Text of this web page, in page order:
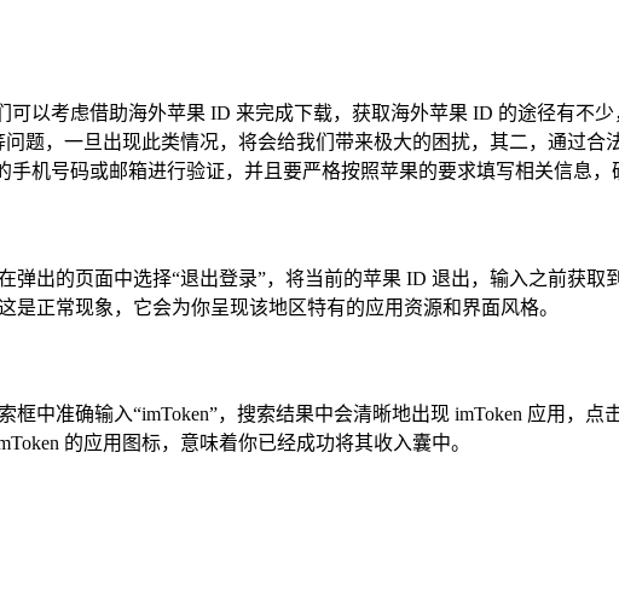
可以考虑借助海外苹果 ID 来完成下载，获取海外苹果 ID 的途径有不
题，一旦出现此类情况，将会给我们带来极大的困扰，其二，通过合
机号码或邮箱进行验证，并且要严格按照苹果的要求填写相关信息，
弹出的页面中选择“退出登录”，将当前的苹果 ID 退出，输入之前获
正常现象，它会为你呈现该地区特有的应用资源和界面风格。
框中准确输入“imToken”，搜索结果中会清晰地出现 imToken 应用，
的应用图标，意味着你已经成功将其收入囊中。